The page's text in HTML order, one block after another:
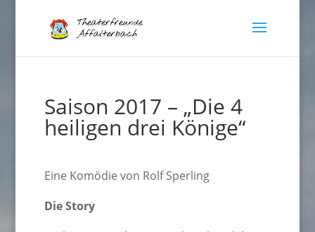
Saison 2017 – „Die 4
heiligen drei Könige“
Eine Komödie von Rolf Sperling
Die Story